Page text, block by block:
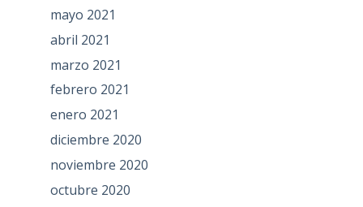
mayo 2021
abril 2021
marzo 2021
febrero 2021
enero 2021
diciembre 2020
noviembre 2020
octubre 2020